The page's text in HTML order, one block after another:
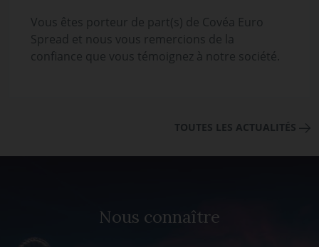
Vous êtes porteur de part(s) de Covéa Euro
Spread et nous vous remercions de la
confiance que vous témoignez à notre société.
TOUTES LES ACTUALITÉS
Nous connaître